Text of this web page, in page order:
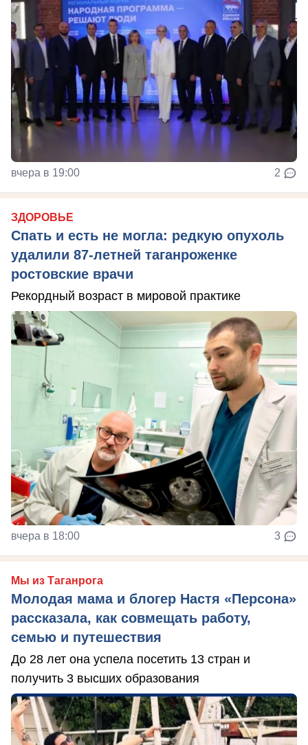
вчера в 19:00 2
ЗДОРОВЬЕ
Спать и есть не могла: редкую опухоль
удалили 87-летней таганроженке
ростовские врачи
Рекордный возраст в мировой практике
вчера в 18:00 3
Мы из Таганрога
Молодая мама и блогер Настя «Персона»
рассказала, как совмещать работу,
семью и путешествия
До 28 лет она успела посетить 13 стран и
получить 3 высших образования